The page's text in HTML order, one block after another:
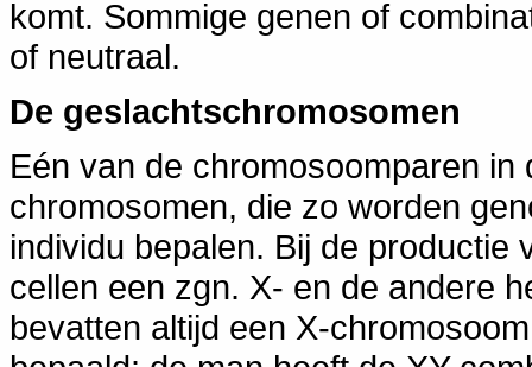
komt. Sommige genen of
of neutraal.
De geslachtschromosomen
Eén van de chromosoomparen
chromosomen, die zo worden
individu bepalen. Bij de productie
cellen een zgn. X- en de andere
bevatten altijd een X-